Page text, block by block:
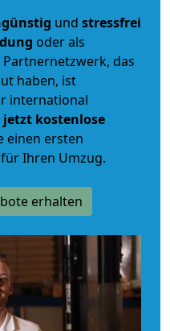
und stressfrei
oder als
Partnernetzwerk, das
haben, ist
international
jetzt kostenlose
einen ersten
Ihren Umzug.
erhalten